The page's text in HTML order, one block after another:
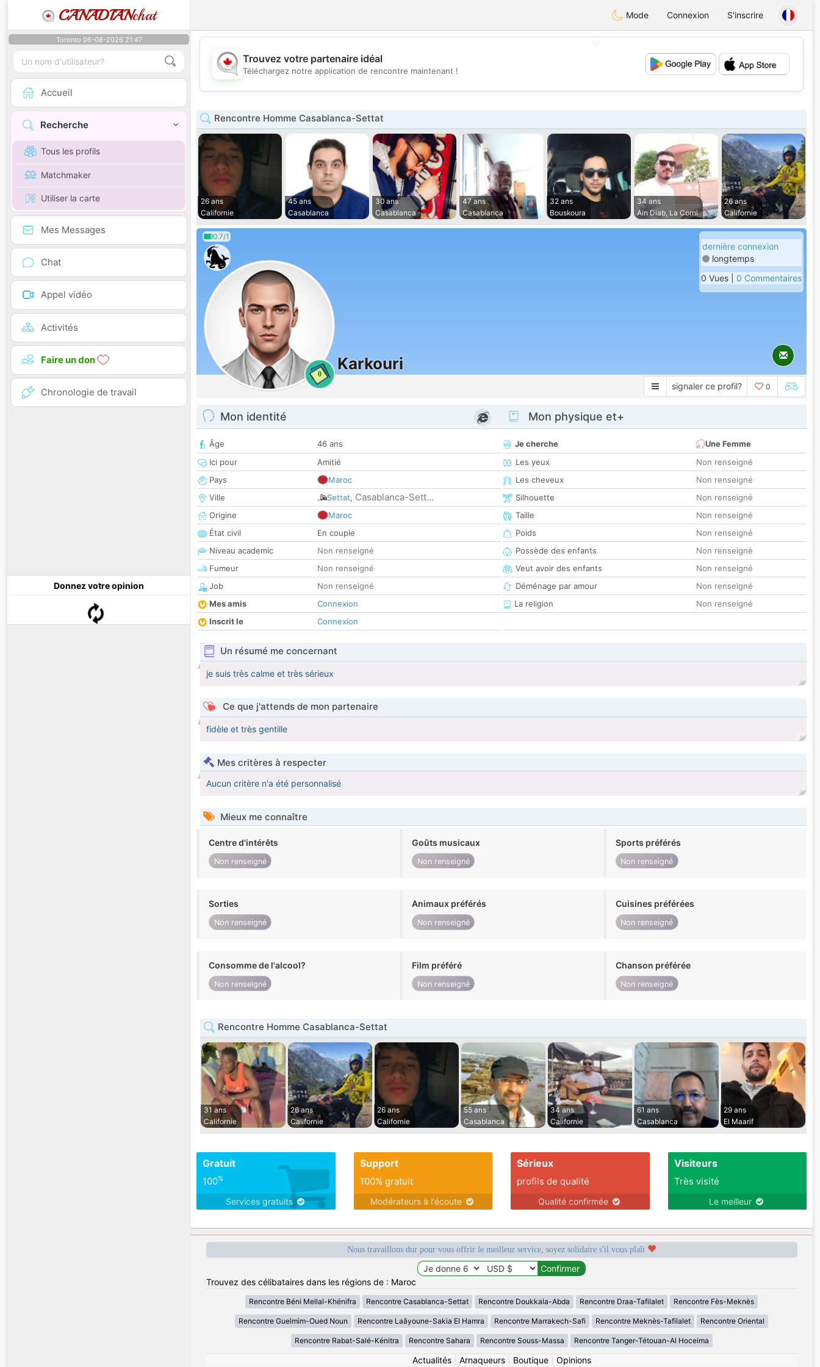
CANADIANchat Mode Connexion S'inscrire
Toronto 06-08-2026 21:47
Accueil
Recherche
Tous les profils
Matchmaker
Utiliser la carte
Mes Messages
Chat
Appel vidéo
Activités
Faire un don
Chronologie de travail
Donnez votre opinion
💕
Trouvez votre partenaire idéal
Téléchargez notre application de rencontre maintenant !
Rencontre Homme Casablanca-Settat
26 ans
Californie
45 ans
Casablanca
30 ans
Casablanca
47 ans
Casablanca
32 ans
Bouskoura
34 ans
Ain Diab, La Corni
26 ans
Californie
0.7/1
0
Karkouri
dernière connexion
longtemps
0 Vues | 0 Commentaires
signaler ce profil? 0
Mon identité
Âge
46 ans
Ici pour
Amitié
Pays
Maroc
Ville
Settat, Casablanca-Sett...
Origine
Maroc
État civil
En couple
Niveau academic
Non renseigné
Fumeur
Non renseigné
Job
Non renseigné
Mes amis
Connexion
Inscrit le
Connexion
Mon physique et+
Je cherche
Une Femme
Les yeux
Non renseigné
Les cheveux
Non renseigné
Silhouette
Non renseigné
Taille
Non renseigné
Poids
Non renseigné
Possède des enfants
Non renseigné
Veut avoir des enfants
Non renseigné
Déménage par amour
Non renseigné
La religion
Non renseigné
Un résumé me concernant
je suis très calme et très sérieux
Ce que j'attends de mon partenaire
fidèle et très gentille
Mes critères à respecter
Aucun critère n'a été personnalisé
Mieux me connaître
Centre d'intérêts
Non renseigné
Goûts musicaux
Non renseigné
Sports préférés
Non renseigné
Sorties
Non renseigné
Animaux préférés
Non renseigné
Cuisines préférées
Non renseigné
Consomme de l'alcool?
Non renseigné
Film préféré
Non renseigné
Chanson préférée
Non renseigné
Rencontre Homme Casablanca-Settat
31 ans
Californie
26 ans
Californie
26 ans
Californie
55 ans
Casablanca
34 ans
Californie
61 ans
Casablanca
29 ans
El Maarif
Gratuit
100%
Services gratuits
Support
100% gratuit
Modérateurs à l'écoute
Sérieux
profils de qualité
Qualité confirmée
Visiteurs
Très visité
Le meilleur
Nous travaillons dur pour vous offrir le meilleur service, soyez solidaire s'il vous plaît
Trouvez des célibataires dans les régions de : Maroc
Rencontre Béni Mellal-Khénifra Rencontre Casablanca-Settat Rencontre Doukkala-Abda Rencontre Draa-Tafilalet Rencontre Fès-Meknès
Rencontre Guelmim-Oued Noun Rencontre Laâyoune-Sakia El Hamra Rencontre Marrakech-Safi Rencontre Meknès-Tafilalet Rencontre Oriental
Rencontre Rabat-Salé-Kénitra Rencontre Sahara Rencontre Souss-Massa Rencontre Tanger-Tétouan-Al Hoceima
Actualités| Arnaqueurs| Boutique| Opinions